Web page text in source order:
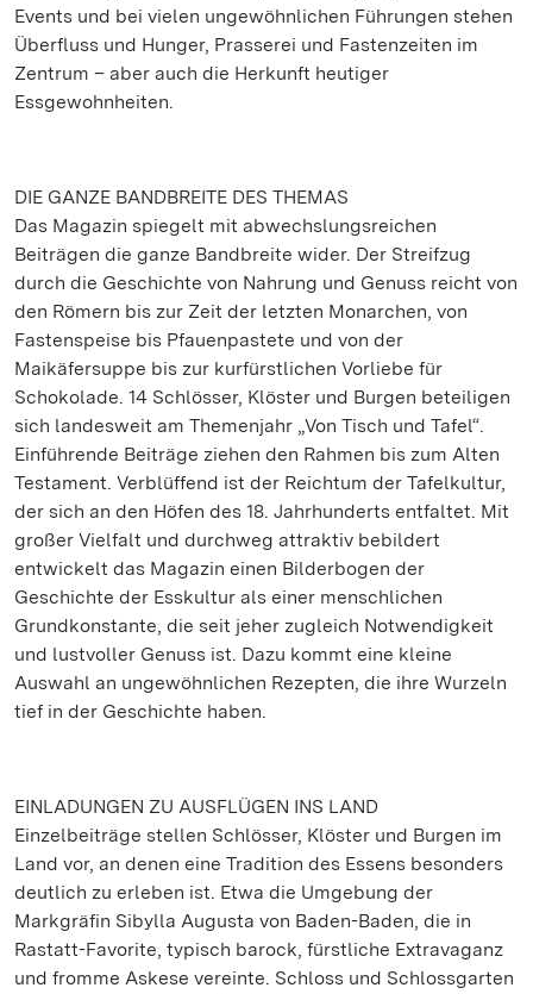
Events und bei vielen ungewöhnlichen Führungen stehen
Überfluss und Hunger, Prasserei und Fastenzeiten im
Zentrum – aber auch die Herkunft heutiger
Essgewohnheiten.
DIE GANZE BANDBREITE DES THEMAS
Das Magazin spiegelt mit abwechslungsreichen
Beiträgen die ganze Bandbreite wider. Der Streifzug
durch die Geschichte von Nahrung und Genuss reicht von
den Römern bis zur Zeit der letzten Monarchen, von
Fastenspeise bis Pfauenpastete und von der
Maikäfersuppe bis zur kurfürstlichen Vorliebe für
Schokolade. 14 Schlösser, Klöster und Burgen beteiligen
sich landesweit am Themenjahr „Von Tisch und Tafel“.
Einführende Beiträge ziehen den Rahmen bis zum Alten
Testament. Verblüffend ist der Reichtum der Tafelkultur,
der sich an den Höfen des 18. Jahrhunderts entfaltet. Mit
großer Vielfalt und durchweg attraktiv bebildert
entwickelt das Magazin einen Bilderbogen der
Geschichte der Esskultur als einer menschlichen
Grundkonstante, die seit jeher zugleich Notwendigkeit
und lustvoller Genuss ist. Dazu kommt eine kleine
Auswahl an ungewöhnlichen Rezepten, die ihre Wurzeln
tief in der Geschichte haben.
EINLADUNGEN ZU AUSFLÜGEN INS LAND
Einzelbeiträge stellen Schlösser, Klöster und Burgen im
Land vor, an denen eine Tradition des Essens besonders
deutlich zu erleben ist. Etwa die Umgebung der
Markgräfin Sibylla Augusta von Baden-Baden, die in
Rastatt-Favorite, typisch barock, fürstliche Extravaganz
und fromme Askese vereinte. Schloss und Schlossgarten